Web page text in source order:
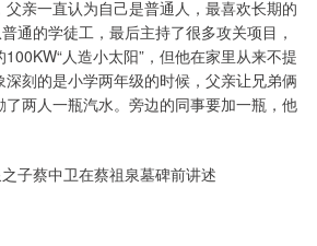
亲一直认为自己是普通人，最喜欢长期的
通的学徒工，最后主持了很多攻关项目，
人造小太阳”，但他在家里从来不提
深刻的是小学两年级的时候，父亲让兄弟俩
两人一瓶汽水。旁边的同事要加一瓶，他
子蔡中卫在蔡祖泉墓碑前讲述